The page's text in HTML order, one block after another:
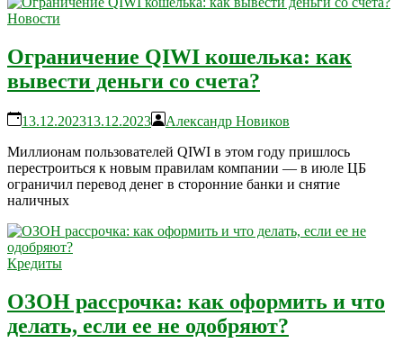
Новости
Ограничение QIWI кошелька: как
вывести деньги со счета?
13.12.202313.12.2023
Александр Новиков
Миллионам пользователей QIWI в этом году пришлось
перестроиться к новым правилам компании — в июле ЦБ
ограничил перевод денег в сторонние банки и снятие
наличных
Кредиты
ОЗОН рассрочка: как оформить и что
делать, если ее не одобряют?